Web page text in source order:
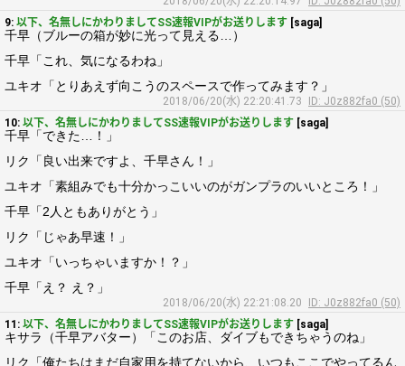
9: 以下、名無しにかわりましてSS速報VIPがお送りします [saga]
千早（ブルーの箱が妙に光って見える…）
千早「これ、気になるわね」
ユキオ「とりあえず向こうのスペースで作ってみます？」
2018/06/20(水) 22:20:41.73
ID: J0z882fa0 (50)
10: 以下、名無しにかわりましてSS速報VIPがお送りします [saga]
千早「できた…！」
リク「良い出来ですよ、千早さん！」
ユキオ「素組みでも十分かっこいいのがガンプラのいいところ！」
千早「2人ともありがとう」
リク「じゃあ早速！」
ユキオ「いっちゃいますか！？」
千早「え？ え？」
2018/06/20(水) 22:21:08.20
ID: J0z882fa0 (50)
11: 以下、名無しにかわりましてSS速報VIPがお送りします [saga]
キサラ（千早アバター）「このお店、ダイブもできちゃうのね」
リク「俺たちはまだ自家用を持てないから、いつもここでやってるん